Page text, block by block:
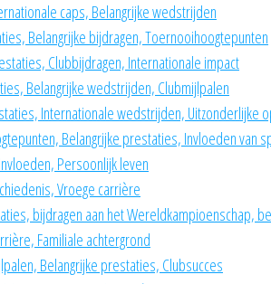
caps, Belangrijke wedstrijden
Belangrijke bijdragen, Toernooihoogtepunten
Clubbijdragen, Internationale impact
Belangrijke wedstrijden, Clubmijlpalen
Internationale wedstrijden, Uitzonderlijke
Belangrijke prestaties, Invloeden van
Persoonlijk leven
Vroege carrière
bijdragen aan het Wereldkampioenschap,
Familiale achtergrond
Belangrijke prestaties, Clubsucces